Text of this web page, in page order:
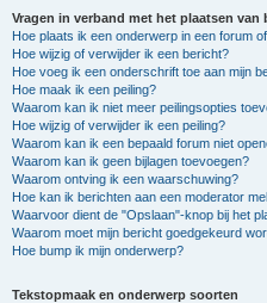
Vragen in verband met het plaatsen van
Hoe plaats ik een onderwerp in een forum
Hoe wijzig of verwijder ik een bericht?
Hoe voeg ik een onderschrift toe aan mijn
Hoe maak ik een peiling?
Waarom kan ik niet meer peilingsopties
Hoe wijzig of verwijder ik een peiling?
Waarom kan ik een bepaald forum niet
Waarom kan ik geen bijlagen toevoegen?
Waarom ontving ik een waarschuwing?
Hoe kan ik berichten aan een moderator
Waarvoor dient de "Opslaan"-knop bij het
Waarom moet mijn bericht goedgekeurd
Hoe bump ik mijn onderwerp?
Tekstopmaak en onderwerp soorten